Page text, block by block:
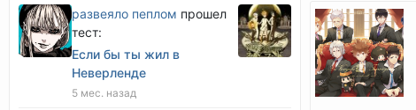
развеяло пеплом прошел
тест:
Если бы ты жил в
Неверленде
5 мес. назад